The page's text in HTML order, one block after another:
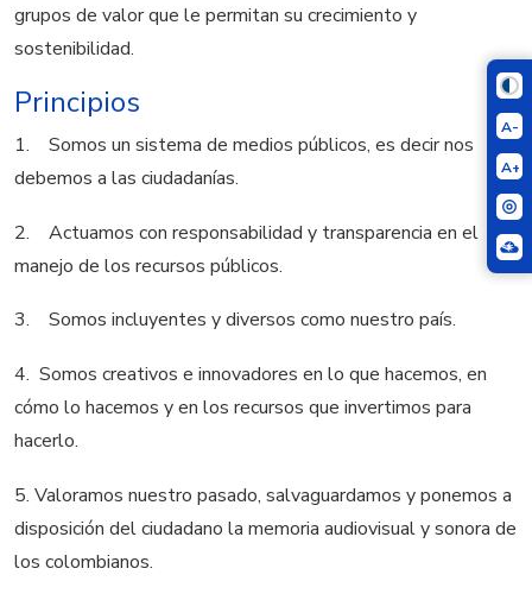
A-
A+
grupos de valor que le permitan su crecimiento y
sostenibilidad.
Principios
1. Somos un sistema de medios públicos, es decir nos
debemos a las ciudadanías.
2. Actuamos con responsabilidad y transparencia en el
manejo de los recursos públicos.
3. Somos incluyentes y diversos como nuestro país.
4. Somos creativos e innovadores en lo que hacemos, en
cómo lo hacemos y en los recursos que invertimos para
hacerlo.
5. Valoramos nuestro pasado, salvaguardamos y ponemos a
disposición del ciudadano la memoria audiovisual y sonora de
los colombianos.